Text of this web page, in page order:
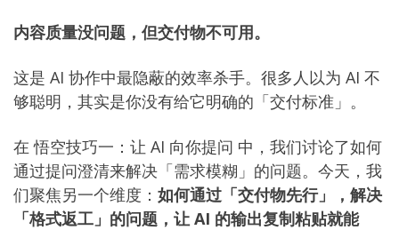
内容质量没问题，但交付物不可用。
这是 AI 协作中最隐蔽的效率杀手。很多人以为 AI 不
够聪明，其实是你没有给它明确的「交付标准」。
在悟空技巧一：让 AI 向你提问 中，我们讨论了如何
通过提问澄清来解决「需求模糊」的问题。今天，我
们聚焦另一个维度： 如何通过「交付物先行」，解决
「格式返工」的问题，让 AI 的输出复制粘贴就能